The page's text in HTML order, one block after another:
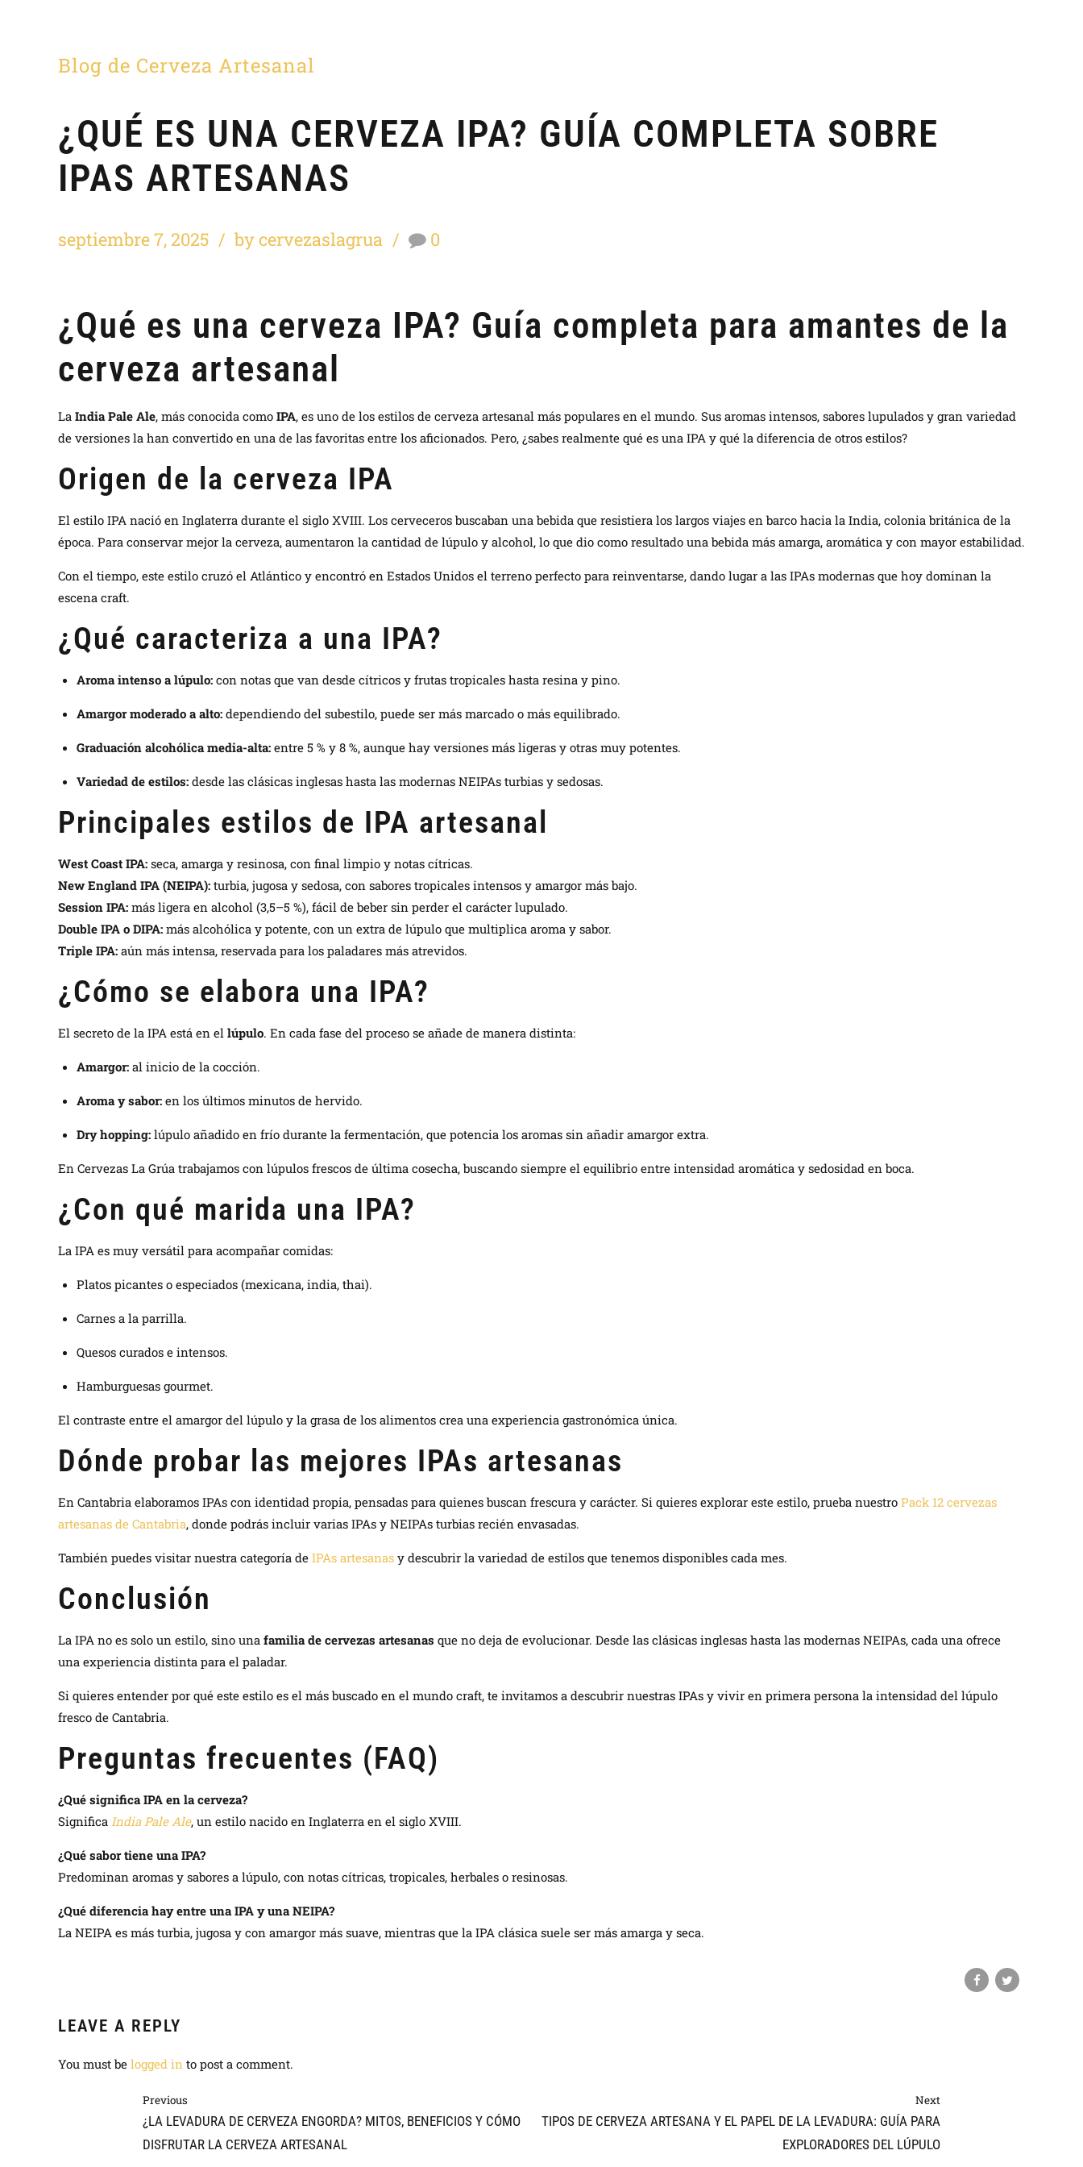
Blog de Cerveza Artesanal
¿QUÉ ES UNA CERVEZA IPA? GUÍA COMPLETA SOBRE
IPAS ARTESANAS
septiembre 7, 2025 by cervezaslagrua 0
¿Qué es una cerveza IPA? Guía completa para amantes de la
cerveza artesanal
La India Pale Ale, más conocida como IPA, es uno de los estilos de cerveza artesanal más populares en el mundo. Sus aromas intensos, sabores lupulados y gran variedad
de versiones la han convertido en una de las favoritas entre los aficionados. Pero, ¿sabes realmente qué es una IPA y qué la diferencia de otros estilos?
Origen de la cerveza IPA
El estilo IPA nació en Inglaterra durante el siglo XVIII. Los cerveceros buscaban una bebida que resistiera los largos viajes en barco hacia la India, colonia británica de la
época. Para conservar mejor la cerveza, aumentaron la cantidad de lúpulo y alcohol, lo que dio como resultado una bebida más amarga, aromática y con mayor estabilidad.
Con el tiempo, este estilo cruzó el Atlántico y encontró en Estados Unidos el terreno perfecto para reinventarse, dando lugar a las IPAs modernas que hoy dominan la
escena craft.
¿Qué caracteriza a una IPA?
Aroma intenso a lúpulo:con notas que van desde cítricos y frutas tropicales hasta resina y pino.
Amargor moderado a alto:dependiendo del subestilo, puede ser más marcado o más equilibrado.
Graduación alcohólica media-alta:entre 5 % y 8 %, aunque hay versiones más ligeras y otras muy potentes.
Variedad de estilos:desde las clásicas inglesas hasta las modernas NEIPAs turbias y sedosas.
Principales estilos de IPA artesanal
West Coast IPA: seca, amarga y resinosa, con final limpio y notas cítricas.
New England IPA (NEIPA): turbia, jugosa y sedosa, con sabores tropicales intensos y amargor más bajo.
Session IPA: más ligera en alcohol (3,5–5 %), fácil de beber sin perder el carácter lupulado.
Double IPA o DIPA: más alcohólica y potente, con un extra de lúpulo que multiplica aroma y sabor.
Triple IPA: aún más intensa, reservada para los paladares más atrevidos.
¿Cómo se elabora una IPA?
El secreto de la IPA está en el lúpulo. En cada fase del proceso se añade de manera distinta:
Amargor:al inicio de la cocción.
Aroma y sabor:en los últimos minutos de hervido.
Dry hopping:lúpulo añadido en frío durante la fermentación, que potencia los aromas sin añadir amargor extra.
En Cervezas La Grúa trabajamos con lúpulos frescos de última cosecha, buscando siempre el equilibrio entre intensidad aromática y sedosidad en boca.
¿Con qué marida una IPA?
La IPA es muy versátil para acompañar comidas:
Platos picantes o especiados (mexicana, india, thai).
Carnes a la parrilla.
Quesos curados e intensos.
Hamburguesas gourmet.
El contraste entre el amargor del lúpulo y la grasa de los alimentos crea una experiencia gastronómica única.
Dónde probar las mejores IPAs artesanas
En Cantabria elaboramos IPAs con identidad propia, pensadas para quienes buscan frescura y carácter. Si quieres explorar este estilo, prueba nuestro Pack 12 cervezas
artesanas de Cantabria, donde podrás incluir varias IPAs y NEIPAs turbias recién envasadas.
También puedes visitar nuestra categoría de IPAs artesanas y descubrir la variedad de estilos que tenemos disponibles cada mes.
Conclusión
La IPA no es solo un estilo, sino una familia de cervezas artesanas que no deja de evolucionar. Desde las clásicas inglesas hasta las modernas NEIPAs, cada una ofrece
una experiencia distinta para el paladar.
Si quieres entender por qué este estilo es el más buscado en el mundo craft, te invitamos a descubrir nuestras IPAs y vivir en primera persona la intensidad del lúpulo
fresco de Cantabria.
Preguntas frecuentes (FAQ)
¿Qué significa IPA en la cerveza?
Significa India Pale Ale, un estilo nacido en Inglaterra en el siglo XVIII.
¿Qué sabor tiene una IPA?
Predominan aromas y sabores a lúpulo, con notas cítricas, tropicales, herbales o resinosas.
¿Qué diferencia hay entre una IPA y una NEIPA?
La NEIPA es más turbia, jugosa y con amargor más suave, mientras que la IPA clásica suele ser más amarga y seca.
LEAVE A REPLY
You must be logged in to post a comment.
Previous
¿LA LEVADURA DE CERVEZA ENGORDA? MITOS, BENEFICIOS Y CÓMO
DISFRUTAR LA CERVEZA ARTESANAL
Next
TIPOS DE CERVEZA ARTESANA Y EL PAPEL DE LA LEVADURA: GUÍA PARA
EXPLORADORES DEL LÚPULO